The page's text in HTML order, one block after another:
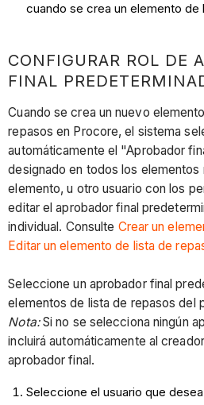
cuando se crea un elemento de
CONFIGURAR ROL DE
FINAL
Cuando se crea un nuevo
repasos en Procore, el sistema
automáticamente el "Aprobador
designado en todos los elementos
elemento, u otro usuario con los
editar el aprobador final
individual. Consulte Crear un
Editar un elemento de lista de
Seleccione un aprobador final
elementos de lista de repasos del
Nota:Si no se selecciona ningún
incluirá automáticamente al
aprobador final.
Seleccione el usuario que